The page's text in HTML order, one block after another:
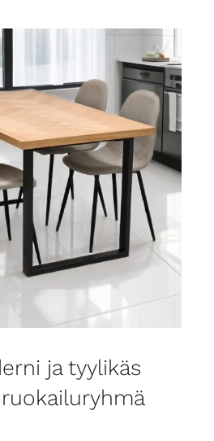
ja tyylikäs